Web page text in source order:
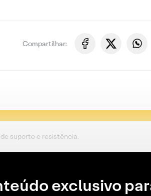
Compartilhar:
suporte e resistência.
exclusivo